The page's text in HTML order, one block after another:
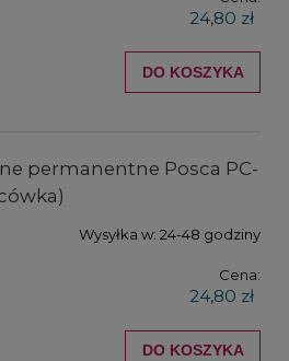
24,80 zł
DO KOSZYKA
permanentne Posca PC-
Wysyłka w: 24-48 godziny
Cena:
24,80 zł
DO KOSZYKA